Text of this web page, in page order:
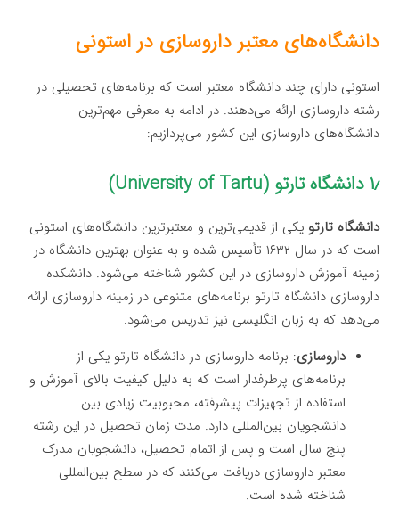
دانشگاه‌های معتبر داروسازی در استونی
استونی دارای چند دانشگاه معتبر است که برنامه‌های تحصیلی در
رشته داروسازی ارائه می‌دهند. در ادامه به معرفی مهم‌ترین
دانشگاه‌های داروسازی این کشور می‌پردازیم:
۱٫ دانشگاه تارتو (University of Tartu)
دانشگاه تارتو یکی از قدیمی‌ترین و معتبرترین دانشگاه‌های استونی
است که در سال ۱۶۳۲ تأسیس شده و به عنوان بهترین دانشگاه در
زمینه آموزش داروسازی در این کشور شناخته می‌شود. دانشکده
داروسازی دانشگاه تارتو برنامه‌های متنوعی در زمینه داروسازی ارائه
می‌دهد که به زبان انگلیسی نیز تدریس می‌شود.
داروسازی: برنامه داروسازی در دانشگاه تارتو یکی از
برنامه‌های پرطرفدار است که به دلیل کیفیت بالای آموزش و
استفاده از تجهیزات پیشرفته، محبوبیت زیادی بین
دانشجویان بین‌المللی دارد. مدت زمان تحصیل در این رشته
پنج سال است و پس از اتمام تحصیل، دانشجویان مدرک
معتبر داروسازی دریافت می‌کنند که در سطح بین‌المللی
شناخته شده است.